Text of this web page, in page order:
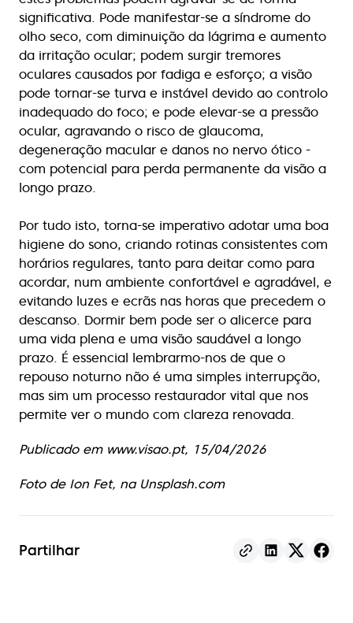
Partilhar
significativa. Pode manifestar-se a síndrome do
olho seco, com diminuição da lágrima e aumento
da irritação ocular; podem surgir tremores
oculares causados por fadiga e esforço; a visão
pode tornar-se turva e instável devido ao controlo
inadequado do foco; e pode elevar-se a pressão
ocular, agravando o risco de glaucoma,
degeneração macular e danos no nervo ótico -
com potencial para perda permanente da visão a
longo prazo.
Por tudo isto, torna-se imperativo adotar uma boa
higiene do sono, criando rotinas consistentes com
horários regulares, tanto para deitar como para
acordar, num ambiente confortável e agradável, e
evitando luzes e ecrãs nas horas que precedem o
descanso. Dormir bem pode ser o alicerce para
uma vida plena e uma visão saudável a longo
prazo. É essencial lembrarmo-nos de que o
repouso noturno não é uma simples interrupção,
mas sim um processo restaurador vital que nos
permite ver o mundo com clareza renovada.
Publicado em www.visao.pt, 15/04/2026
Foto de Ion Fet, na Unsplash.com